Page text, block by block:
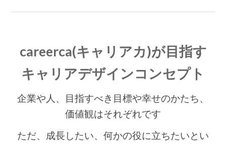
careerca(キャリアカ)が目指す
キャリアデザインコンセプト
企業や人、目指すべき目標や幸せのかたち、
価値観はそれぞれです
ただ、成長したい、何かの役に立ちたいとい